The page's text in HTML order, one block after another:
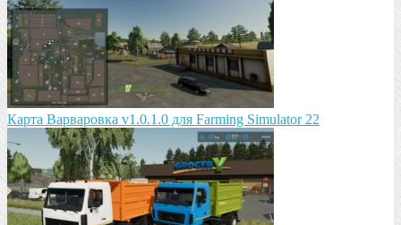
Карта Варваровка v1.0.1.0 для Farming Simulator 22